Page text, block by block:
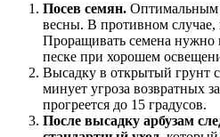
Посев семян. Оптимальным
весны. В противном случае,
Проращивать семена нужно
песке при хорошем
Высадку в открытый грунт
минует угроза возвратных
прогреется до 15 градусов.
После высадку арбузам